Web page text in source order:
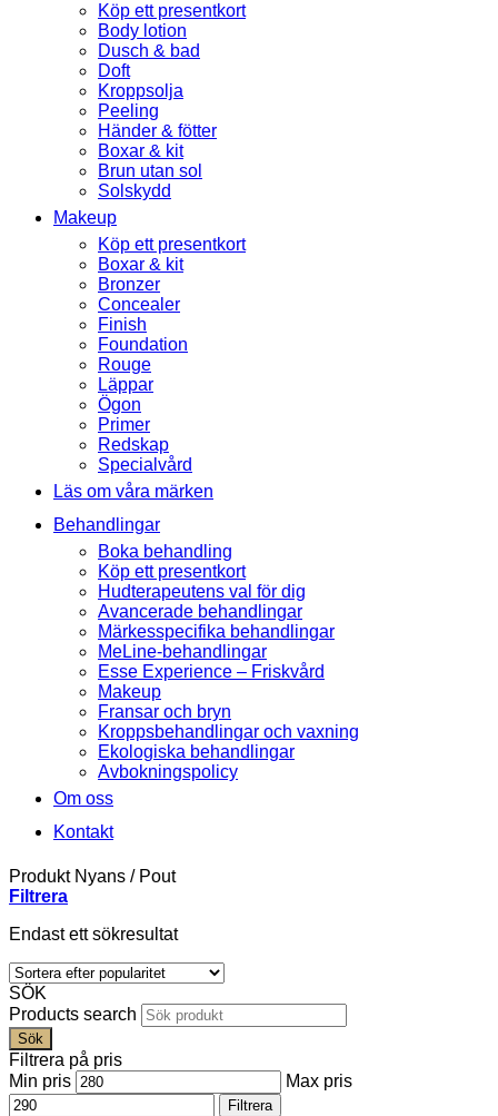
Köp ett presentkort
Body lotion
Dusch & bad
Doft
Kroppsolja
Peeling
Händer & fötter
Boxar & kit
Brun utan sol
Solskydd
Makeup
Köp ett presentkort
Boxar & kit
Bronzer
Concealer
Finish
Foundation
Rouge
Läppar
Ögon
Primer
Redskap
Specialvård
Läs om våra märken
Behandlingar
Boka behandling
Köp ett presentkort
Hudterapeutens val för dig
Avancerade behandlingar
Märkesspecifika behandlingar
MeLine-behandlingar
Esse Experience – Friskvård
Makeup
Fransar och bryn
Kroppsbehandlingar och vaxning
Ekologiska behandlingar
Avbokningspolicy
Om oss
Kontakt
Produkt Nyans /Pout
Filtrera
Endast ett sökresultat
SÖK
Products search
Sök
Filtrera på pris
Min pris
Max pris
Filtrera